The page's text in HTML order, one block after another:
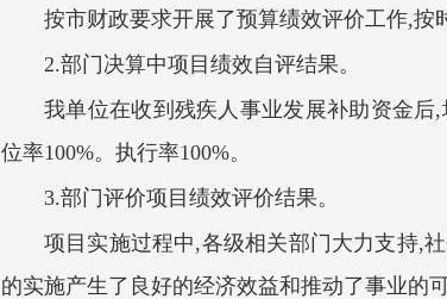
按市财政要求开展了预算绩效评价工作,按
2.部门决算中项目绩效自评结果。
我单位在收到残疾人事业发展补助资金
位率100%。执行率100%。
3.部门评价项目绩效评价结果。
项目实施过程中,各级相关部门大力支持,
的实施产生了良好的经济效益和推动了事业的